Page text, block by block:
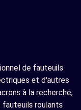
de fauteuils
et d'autres
à la recherche,
roulants